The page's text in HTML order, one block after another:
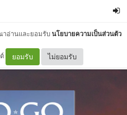
าอ่านและยอมรับนโยบายความเป็นส่วนตัว
ยอมรับ ไม่ยอมรับ